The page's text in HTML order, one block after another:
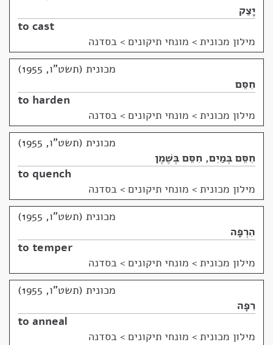
יָצַק
to cast
מילון מכונית > מונחי תיקונים > בסדנה
מכונית (תשט"ו, 1955)
חִסֵּם
to harden
מילון מכונית > מונחי תיקונים > בסדנה
מכונית (תשט"ו, 1955)
חִסֵּם בְּמַיִם, חִסֵּם בְּשֶׁמֶן
to quench
מילון מכונית > מונחי תיקונים > בסדנה
מכונית (תשט"ו, 1955)
הִרְפָּה
to temper
מילון מכונית > מונחי תיקונים > בסדנה
מכונית (תשט"ו, 1955)
רִפָּה
to anneal
מילון מכונית > מונחי תיקונים > בסדנה